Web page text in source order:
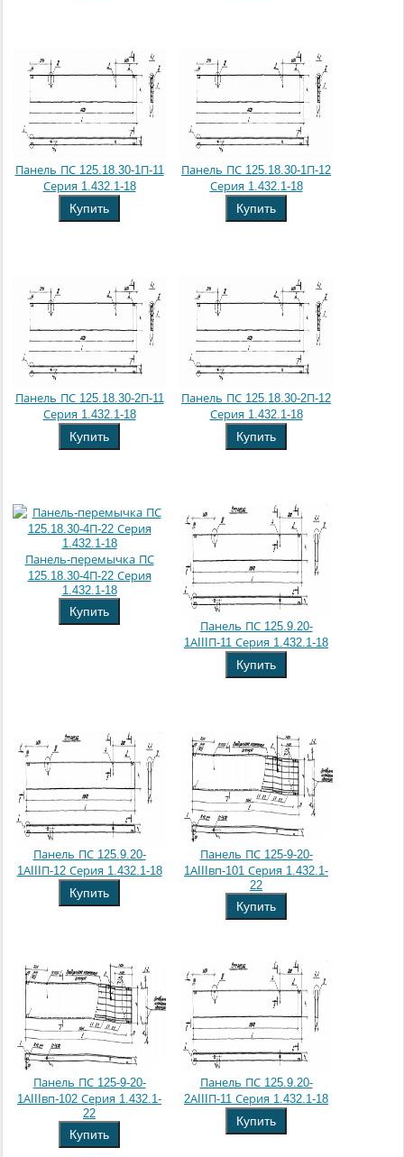
Панель ПС 125.18.30-1П-11
Серия 1.432.1-18
Купить
Панель ПС 125.18.30-1П-12
Серия 1.432.1-18
Купить
Панель ПС 125.18.30-2П-11
Серия 1.432.1-18
Купить
Панель ПС 125.18.30-2П-12
Серия 1.432.1-18
Купить
Панель-перемычка ПС
125.18.30-4П-22 Серия
1.432.1-18
Купить
Панель ПС 125.9.20-
1АIIIП-11 Серия 1.432.1-18
Купить
Панель ПС 125.9.20-
1АIIIП-12 Серия 1.432.1-18
Купить
Панель ПС 125-9-20-
1АIIIвп-101 Серия 1.432.1-
22
Купить
Панель ПС 125-9-20-
1АIIIвп-102 Серия 1.432.1-
22
Купить
Панель ПС 125.9.20-
2АIIIП-11 Серия 1.432.1-18
Купить